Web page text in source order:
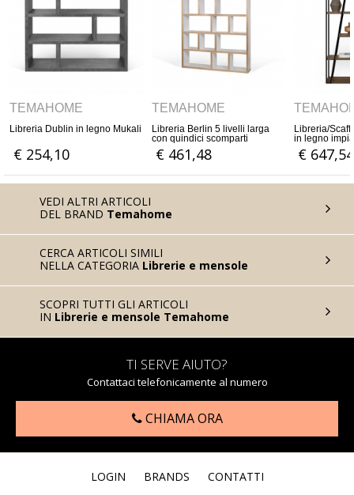
Berlin 5 livelli larga
€ 461,48
TEMAHOME
Libreria/Scaffale a giorno Albi
in legno impiallacciato e
metallo rovere o noce
€ 647,54
TEMAHOME
Libreria Wind
diagonali in
€ 395,08
VEDI ALTRI ARTICOLI
DEL BRAND Temahome
CERCA ARTICOLI SIMILI
NELLA CATEGORIA Librerie e mensole
SCOPRI TUTTI GLI ARTICOLI
IN Librerie e mensole Temahome
TI SERVE AIUTO?
Contattaci telefonicamente al numero
CHIAMA ORA
LOGIN BRANDS CONTATTI